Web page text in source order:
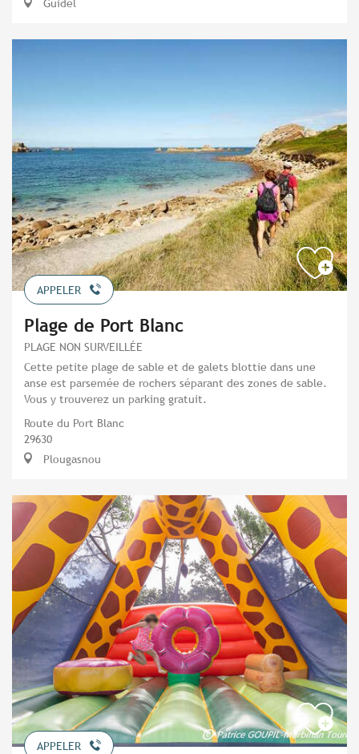
Guidel
APPELER
Plage de Port Blanc
PLAGE NON SURVEILLÉE
Cette petite plage de sable et de galets blottie dans une
anse est parsemée de rochers séparant des zones de sable.
Vous y trouverez un parking gratuit.
Route du Port Blanc
29630
Plougasnou
APPELER